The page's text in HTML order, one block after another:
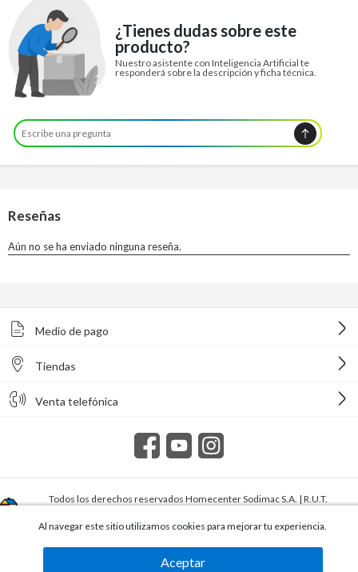
¿Tienes dudas sobre este
producto?
Nuestro asistente con Inteligencia Artificial te
responderá sobre la descripción y ficha técnica.
Medio de pago
Tiendas
Venta telefónica
Todos los derechos reservados Homecenter Sodimac S.A. | R.U.T.
216996650015.
Al navegar este sitio utilizamos cookies para mejorar tu experiencia.
Aceptar